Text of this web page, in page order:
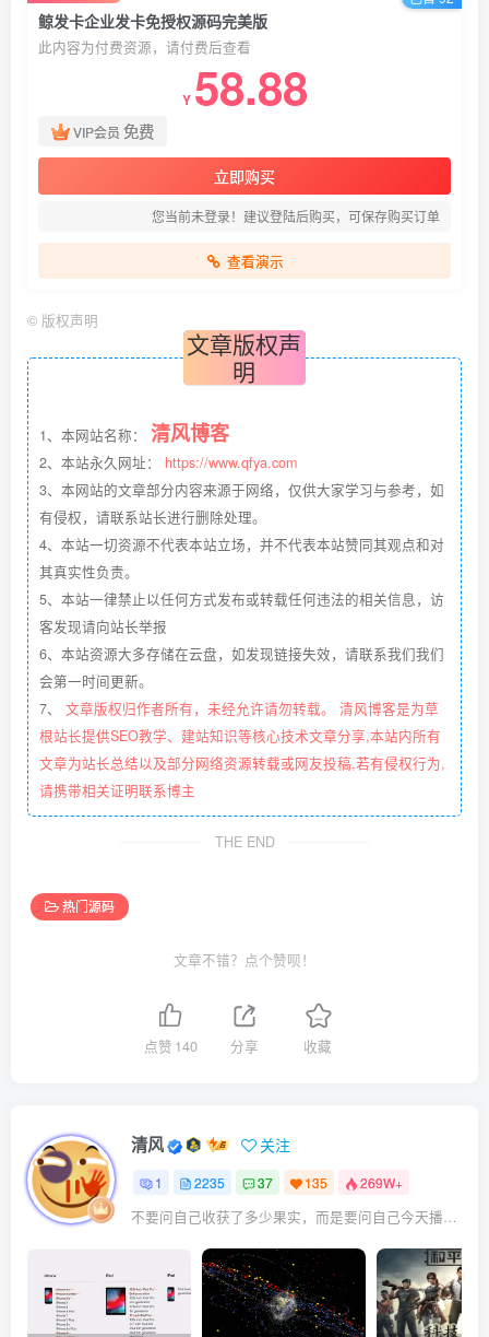
鲸发卡企业发卡免授权源码完美版
此内容为付费资源，请付费后查看
Y 58.88
VIP会员 免费
立即购买
您当前未登录！建议登陆后购买，可保存购买订单
查看演示
© 版权声明
文章版权声
明
1、本网站名称： 清风博客
2、本站永久网址： https://www.qfya.com
3、本网站的文章部分内容来源于网络，仅供大家学习与参考，如
有侵权，请联系站长进行删除处理。
4、本站一切资源不代表本站立场，并不代表本站赞同其观点和对
其真实性负责。
5、本站一律禁止以任何方式发布或转载任何违法的相关信息，访
客发现请向站长举报
6、本站资源大多存储在云盘，如发现链接失效，请联系我们我们
会第一时间更新。
7、 文章版权归作者所有，未经允许请勿转载。 清风博客是为草
根站长提供SEO教学、建站知识等核心技术文章分享,本站内所有
文章为站长总结以及部分网络资源转载或网友投稿,若有侵权行为,
请携带相关证明联系博主
THE END
热门源码
文章不错？点个赞呗！
点赞 140 分享 收藏
清风 关注
1 2235 37 135 269W+
不要问自己收获了多少果实，而是要问自己今天播种了多少种子